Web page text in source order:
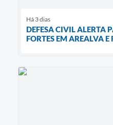
Há 3 dias
DEFESA CIVIL ALERTA
FORTES EM AREALVA E